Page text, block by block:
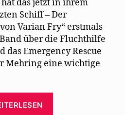
das jetzt in ihrem
Schiff – Der
Varian Fry“ erstmals
über die Fluchthilfe
das Emergency Rescue
Mehring eine wichtige